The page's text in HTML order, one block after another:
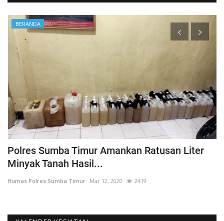
BERANDA
Polres Sumba Timur Amankan Ratusan Liter
Minyak Tanah Hasil...
Humas Polres Sumba Timur Mar 12, 2020 2419